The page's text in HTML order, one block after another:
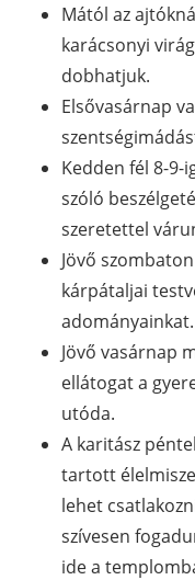
Mától az
karácsonyi
dobhatjuk.
Elsővasárnap
Kedden fél 8-9-
szóló
szeretettel
Jövő
kárpátaljai
adományainkat.
Jövő vasárnap
ellátogat a
utóda.
A karitász
tartott
lehet
szívesen
ide a